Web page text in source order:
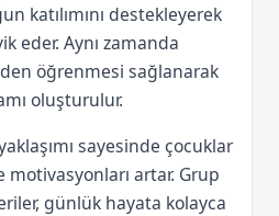
katılımını destekleyerek
eder. Aynı zamanda
öğrenmesi sağlanarak
oluşturulur.
sayesinde çocuklar
artar. Grup
günlük hayata kolayca